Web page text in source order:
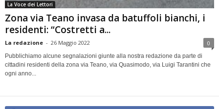
La Voce dei Lettori
Zona via Teano invasa da batuffoli bianchi, i
residenti: “Costretti a...
La redazione - 26 Maggio 2022 0
Pubblichiamo alcune segnalazioni giunte alla nostra redazione da parte di
cittadini residenti della zona via Teano, via Quasimodo, via Luigi Tarantini che
ogni anno...